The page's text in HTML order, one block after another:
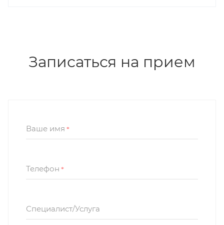
Записаться на прием
Ваше имя *
Телефон *
Специалист/Услуга